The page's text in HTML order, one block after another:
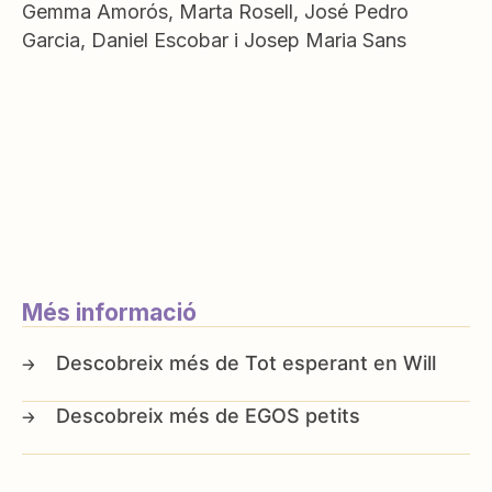
Gemma Amorós, Marta Rosell, José Pedro
Garcia, Daniel Escobar i Josep Maria Sans
Més informació
Tot esperant en Will
EGOS petits